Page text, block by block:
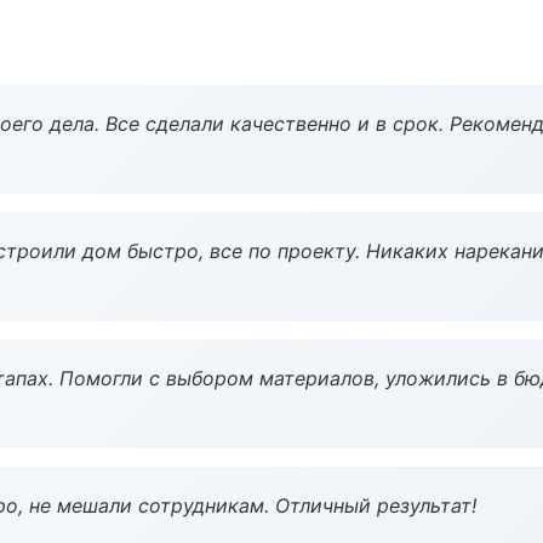
дела. Все сделали качественно и в срок.
дом быстро, все по проекту. Никаких
Помогли с выбором материалов, уложились в
не мешали сотрудникам. Отличный результат!